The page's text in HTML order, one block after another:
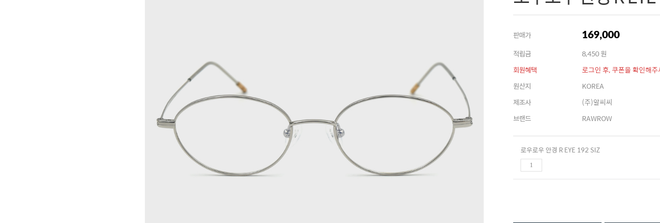
판매가 169,000
적립금
8,450 원
회원혜택
로그인 후, 쿠폰을 확인해
원산지
KOREA
제조사
(주)알씨씨
브랜드
RAWROW
로우로우 안경 R EYE 192 SIZ